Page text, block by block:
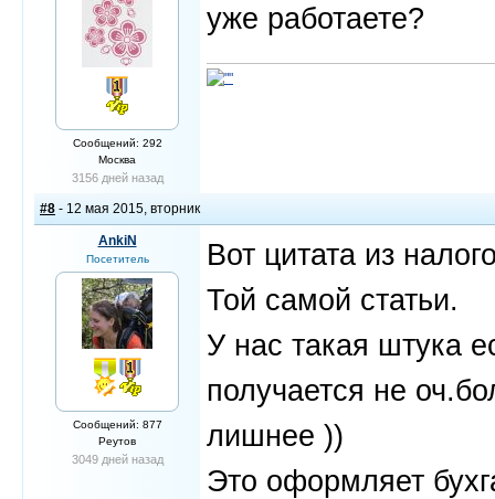
Сообщений: 292
Москва
3156 дней назад
уже работаете?
#8 - 12 мая 2015, вторник
AnkiN
Посетитель
Сообщений: 877
Реутов
3049 дней назад
Вот цитата из
Той самой статьи.
У нас такая штука
получается не
лишнее ))
Это оформляет